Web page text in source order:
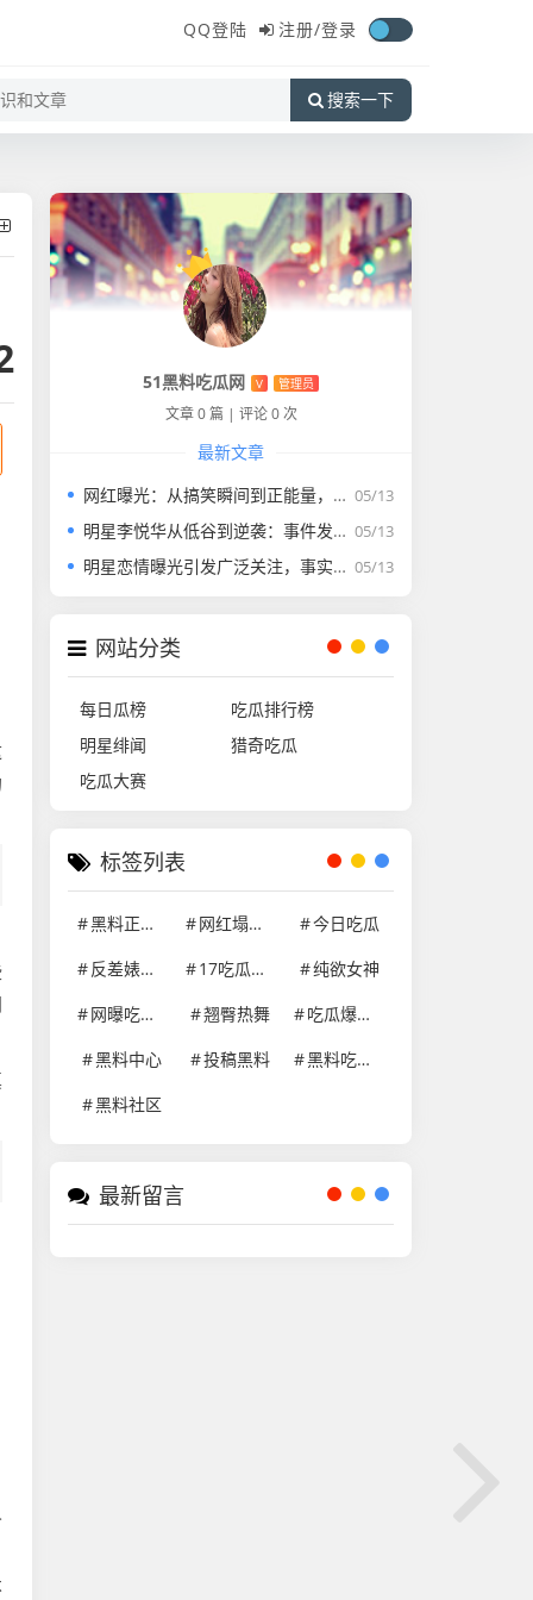
QQ登陆 注册/登录
搜索一下
51黑料吃瓜网 V 管理员
文章 0 篇 | 评论 0 次
最新文章
05/13
网红曝光：从搞笑瞬间到正能量，谁才是真正的焦点？
05/13
明星李悦华从低谷到逆袭：事件发展全回顾✨
05/13
明星恋情曝光引发广泛关注，事实尚在调查中
网站分类
每日瓜榜
吃瓜排行榜
明星绯闻
猎奇吃瓜
吃瓜大赛
标签列表
黑料正能量 网红塌房事件
今日吃瓜
反差婊学生妹
17吃瓜网官网
纯欲女神
网曝吃瓜黑料在线网站
翘臀热舞
吃瓜爆料就看黑料社区
黑料中心
投稿黑料
黑料吃瓜网
黑料社区
最新留言